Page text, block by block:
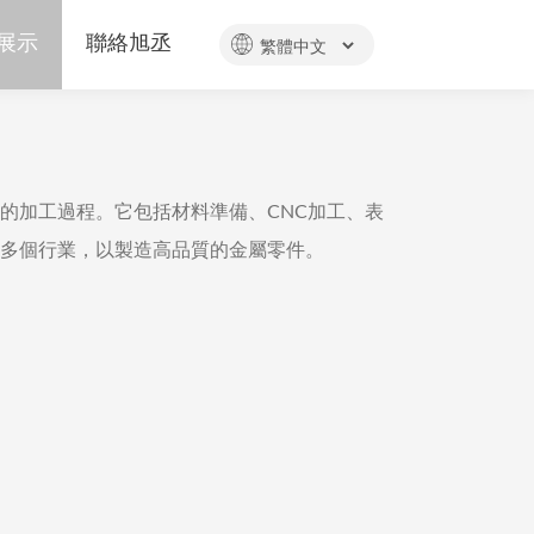
示 聯絡旭丞
加工過程。它包括材料準備、CNC加工、表
個行業，以製造高品質的金屬零件。